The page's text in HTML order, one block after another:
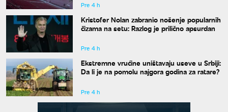
Pre 4 h
Kristofer Nolan zabranio nošenje popularnih
čizama na setu: Razlog je prilično apsurdan
Pre 4 h
Ekstremne vrućine uništavaju useve u Srbiji:
Da li je na pomolu najgora godina za ratare?
Pre 4 h